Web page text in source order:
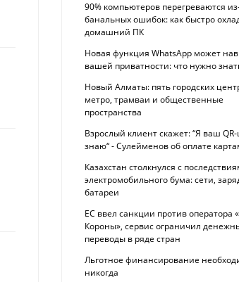
90% компьютеров перегреваются
банальных ошибок: как быстро
домашний ПК
Новая функция WhatsApp может
вашей приватности: что нужно
Новый Алматы: пять городских
метро, трамваи и общественные
пространства
Взрослый клиент скажет: “Я ваш
знаю“ - Сулейменов об оплате
Казахстан столкнулся с
электромобильного бума: сети,
батареи
ЕС ввел санкции против оператора
Короны», сервис ограничил
переводы в ряде стран
Льготное финансирование
никогда